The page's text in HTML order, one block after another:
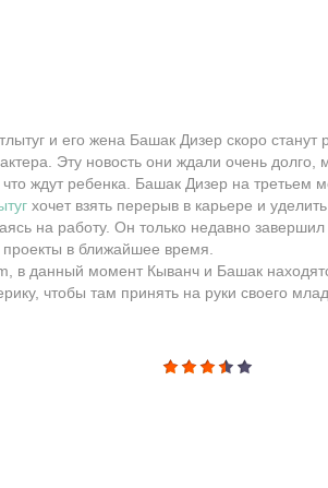
и его жена Башак Дизер скоро
Эту новость они ждали очень долго,
ждут ребенка. Башак Дизер на третьем
хочет взять перерыв в карьере и
на работу. Он только недавно
в ближайшее время.
в данный момент Кыванч и Башак
чтобы там принять на руки своего